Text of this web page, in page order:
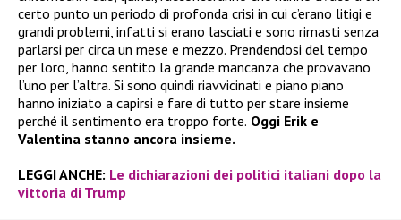
certo punto un periodo di profonda crisi in cui c’erano litigi e
grandi problemi, infatti si erano lasciati e sono rimasti senza
parlarsi per circa un mese e mezzo. Prendendosi del tempo
per loro, hanno sentito la grande mancanza che provavano
l’uno per l’altra. Si sono quindi riavvicinati e piano piano
hanno iniziato a capirsi e fare di tutto per stare insieme
perché il sentimento era troppo forte. Oggi Erik e
Valentina stanno ancora insieme.
LEGGI ANCHE: Le dichiarazioni dei politici italiani dopo la
vittoria di Trump